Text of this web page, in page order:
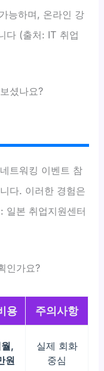
능하며, 온라인 강
다 (출처: IT 취업
셨나요?
트워킹 이벤트 참
다. 이러한 경험은
일본 취업지원센터
인가요?
용 주의사항
,
원
실제 회화
중심